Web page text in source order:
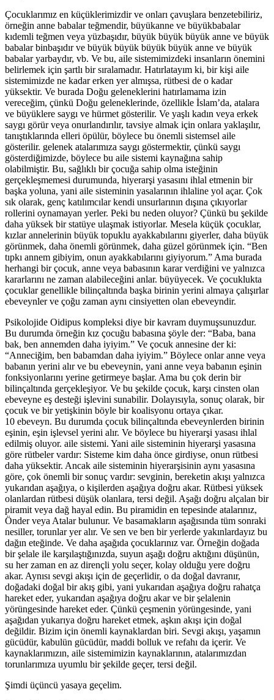
Çocuklarımız en küçüklerimizdir ve onları çavuşlara benzetebiliriz,
örneğin anne babalar teğmendir, büyükanne ve büyükbabalar
kıdemli teğmen veya yüzbaşıdır, büyük büyük büyük anne ve büyük
babalar binbaşıdır ve büyük büyük büyük büyük anne ve büyük
babalar yarbaydır, vb. Ve bu, aile sistemimizdeki insanların önemini
belirlemek için şartlı bir sıralamadır. Hatırlatayım ki, bir kişi aile
sistemimizde ne kadar erken yer almışsa, rütbesi de o kadar
yüksektir. Ve burada Doğu geleneklerini hatırlamama izin
vereceğim, çünkü Doğu geleneklerinde, özellikle İslam’da, atalara
ve büyüklere saygı ve hürmet gösterilir. Ve yaşlı kadın veya erkek
saygı görür veya onurlandırılır, tavsiye almak için onlara yaklaşılır,
tanıştıklarında elleri öpülür, böylece bu önemli sistemsel aile
gösterilir. gelenek atalarımıza saygı göstermektir, çünkü saygı
gösterdiğimizde, böylece bu aile sistemi kaynağına sahip
olabilmiştir. Bu, sağlıklı bir çocuğa sahip olma isteğinin
gerçekleşmemesi durumunda, hiyerarşi yasasını ihlal etmenin bir
başka yoluna, yani aile sisteminin yasalarının ihlaline yol açar. Çok
sık olarak, genç katılımcılar kendi unsurlarının dışına çıkıyorlar
rollerini oynamayan yerler. Peki bu neden oluyor? Çünkü bu şekilde
daha yüksek bir statüye ulaşmak istiyorlar. Mesela küçük çocuklar,
kızlar annelerinin büyük topuklu ayakkabılarını giyerler, daha büyük
görünmek, daha önemli görünmek, daha güzel görünmek için. “Ben
tıpkı annem gibiyim, onun ayakkabılarını giyiyorum.” Ama burada
herhangi bir çocuk, anne veya babasının karar verdiğini ve yalnızca
kararlarını ne zaman alabileceğini anlar. büyüyecek. Ve çocuklukta
çocuklar genellikle bilinçaltında başka birinin yerini almaya çalışırlar
ebeveynler ve çoğu zaman aynı cinsiyetten olan ebeveyndir.
Psikolojide Oidipus kompleksi diye bir kavram duymuşsunuzdur.
Bu durumda örneğin kız çocuğu babasına şöyle der: “Baba, bana
bak, ben annemden daha iyiyim.” Ve çocuk annesine der ki:
“Anneciğim, ben babamdan daha iyiyim.” Böylece onlar anne veya
babanın yerini alır ve bu ebeveynin, yani anne veya babanın eşinin
fonksiyonlarını yerine getirmeye başlar. Ama bu çok derin bir
bilinçaltında gerçekleşiyor. Ve bu şekilde çocuk, karşı cinsten olan
ebeveyne eş desteği işlevini sunabilir. Dolayısıyla, sonuç olarak, bir
çocuk ve bir yetişkinin böyle bir koalisyonu ortaya çıkar.
10 ebeveyn. Bu durumda çocuk bilinçaltında ebeveynlerden birinin
eşinin, eşin işlevsel yerini alır. Ve böylece bu hiyerarşi yasası ihlal
edilmiş oluyor. aile sistemi. Yani aile sisteminin hiyerarşi yasasına
göre rütbeler vardır: Sisteme kim daha önce girdiyse, onun rütbesi
daha yüksektir. Ancak aile sisteminin hiyerarşisinin aynı yasasına
göre, çok önemli bir sonuç vardır: sevginin, bereketin akışı yalnızca
yukarıdan aşağıya, o kişilerden aşağıya doğru akar. Rütbesi yüksek
olanlardan rütbesi düşük olanlara, tersi değil. Aşağı doğru alçalan bir
piramit veya dağ hayal edin. Bu piramidin en tepesinde atalarınız,
Önder veya Atalar bulunur. Ve basamakların aşağısında tüm sonraki
nesiller, torunlar yer alır. Ve sen ve ben bir yerlerde yakınlardayız bu
dağın eteğinde. Ve daha aşağıda çocuklarınız var. Örneğin doğada
bir şelale ile karşılaştığınızda, suyun aşağı doğru aktığını düşünün,
su her zaman en az dirençli yolu seçer, kolay olduğu yere doğru
akar. Aynısı sevgi akışı için de geçerlidir, o da doğal davranır,
doğadaki doğal bir akış gibi, yani yukarıdan aşağıya doğru rahatça
hareket eder, yukarıdan aşağıya doğru akar ve bir şelalenin
yörüngesinde hareket eder. Çünkü çeşmenin yörüngesinde, yani
aşağıdan yukarıya doğru hareket etmek, aşkın akışı için doğal
değildir. Bizim için önemli kaynaklardan biri. Sevgi akışı, yaşamın
gücüdür, kabulün gücüdür, maddi bolluk ve refahı da içerir. Ve
kaynaklarımızın, aile sistemimizin kaynaklarının, atalarımızdan
torunlarımıza uyumlu bir şekilde geçer, tersi değil.
Şimdi üçüncü yasaya geçelim.